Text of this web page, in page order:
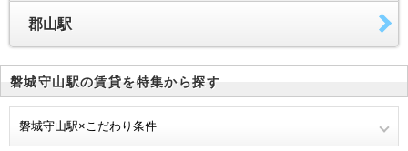
郡山駅
磐城守山駅の賃貸を特集から探す
磐城守山駅×こだわり条件